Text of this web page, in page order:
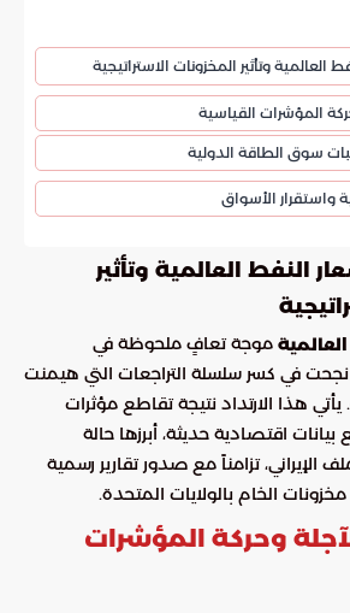
العالمية وتأثير المخزونات الاستراتيجية
المؤشرات القياسية
سوق الطاقة الدولية
واستقرار الأسواق
النفط العالمية وتأثير
موجة تعافٍ ملحوظة في
نجحت في كسر سلسلة التراجعات التي هيمنت
هذا الارتداد نتيجة تقاطع مؤثرات
اقتصادية حديثة، أبرزها حالة
الإيراني، تزامناً مع صدور تقارير رسمية
الخام بالولايات المتحدة.
وحركة المؤشرات